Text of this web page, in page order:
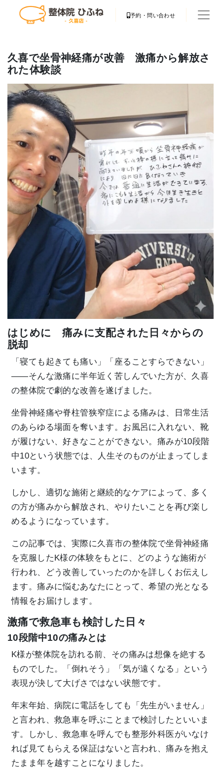
予約・問い合わせ
久喜で坐骨神経痛が改善 激痛から解放さ
れた体験談
はじめに 痛みに支配された日々からの
脱却
「寝ても起きても痛い」「座ることすらできない」
――そんな激痛に半年近く苦しんでいた方が、久喜
の整体院で劇的な改善を遂げました。
坐骨神経痛や脊柱管狭窄症による痛みは、日常生活
のあらゆる場面を奪います。お風呂に入れない、靴
が履けない、好きなことができない。痛みが10段階
中10という状態では、人生そのものが止まってしま
います。
しかし、適切な施術と継続的なケアによって、多く
の方が痛みから解放され、やりたいことを再び楽し
めるようになっています。
この記事では、実際に久喜市の整体院で坐骨神経痛
を克服したK様の体験をもとに、どのような施術が
行われ、どう改善していったのかを詳しくお伝えし
ます。痛みに悩むあなたにとって、希望の光となる
情報をお届けします。
激痛で救急車も検討した日々
10段階中10の痛みとは
K様が整体院を訪れる前、その痛みは想像を絶する
ものでした。「倒れそう」「気が遠くなる」という
表現が決して大げさではない状態です。
年末年始、病院に電話をしても「先生がいません」
と言われ、救急車を呼ぶことまで検討したといいま
す。しかし、救急車を呼んでも整形外科医がいなけ
れば見てもらえる保証はないと言われ、痛みを抱え
たまま年を越すことになりました。